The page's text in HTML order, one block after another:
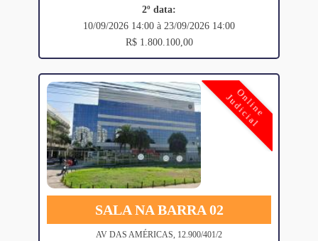
2º data:
10/09/2026 14:00 à 23/09/2026 14:00
R$ 1.800.100,00
Online
Judicial
SALA NA BARRA 02
AV DAS AMÉRICAS, 12.900/401/2